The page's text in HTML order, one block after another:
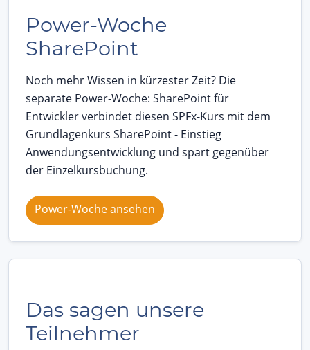
Power-Woche
SharePoint
Noch mehr Wissen in kürzester Zeit? Die
separate Power-Woche: SharePoint für
Entwickler verbindet diesen SPFx-Kurs mit dem
Grundlagenkurs SharePoint - Einstieg
Anwendungsentwicklung und spart gegenüber
der Einzelkursbuchung.
Power-Woche ansehen
Das sagen unsere
Teilnehmer